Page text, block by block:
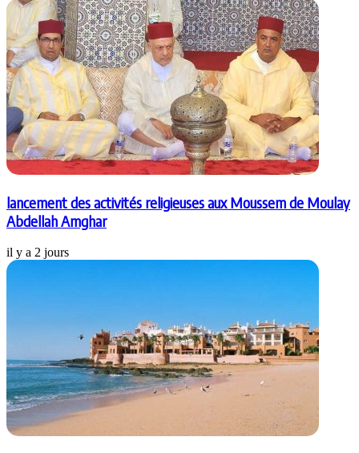
lancement des activités religieuses aux Moussem de Moulay
Abdellah Amghar
il y a 2 jours